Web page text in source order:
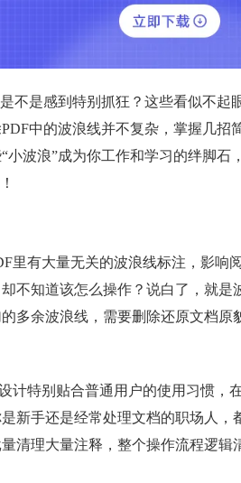
不是感到特别抓狂？这些看似不起
中的波浪线并不复杂，掌握几招
波浪”成为你工作和学习的绊脚石
里有大量无关的波浪线标注，影响
不知道该怎么操作？说白了，就是
多余波浪线，需要删除还原文档原
计特别贴合普通用户的使用习惯，
新手还是经常处理文档的职场人，
清理大量注释，整个操作流程逻辑